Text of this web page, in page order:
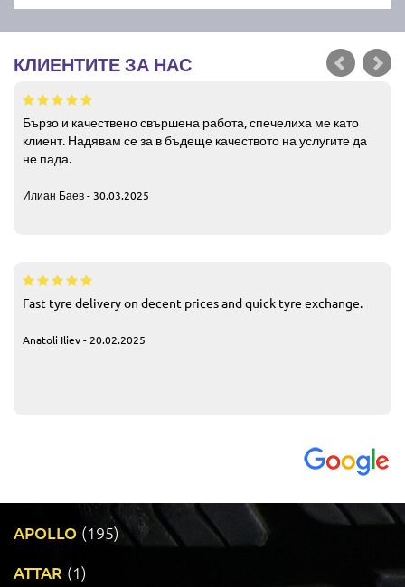
КЛИЕНТИТЕ ЗА НАС
Бързо и качествено свършена работа, спечелиха ме като
клиент. Надявам се за в бъдеще качеството на услугите да
не пада.
Илиан Баев - 30.03.2025
Fast tyre delivery on decent prices and quick tyre exchange.
Anatoli Iliev - 20.02.2025
APOLLO (195)
ATTAR (1)